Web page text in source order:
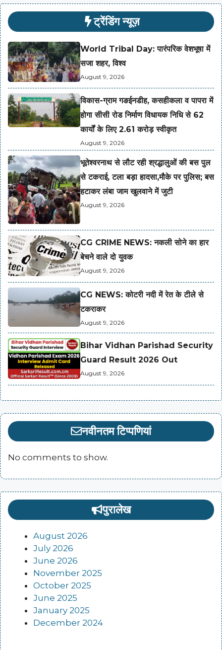
ट्रेंडिंग न्यूज़
World Tribal Day: पारंपरिक वेशभूषा में
सजा शहर, विश्व
August 9, 2026
विकास-ग्राम गङईनडीह, कसहीकला व पापरा में
होगा सीसी रोड निर्माण विधायक निधि से 62
कार्यों के लिए 2.61 करोड़ स्वीकृत
August 9, 2026
भूतेश्वरनाथ से लौट रही श्रद्धालुओं की बस पुल
से टकराई, टला बड़ा हादसा,मौके पर पुलिस; बस
हटाकर लंबा जाम खुलवाने में जुटी
August 9, 2026
CG CRIME NEWS: नकली सोने का हार
बेचने वाले दो युवक
August 9, 2026
CG NEWS: कोटरी नदी में रेत के टीले से
टकराकर
August 9, 2026
Bihar Vidhan Parishad Security
Guard Result 2026 Out
August 9, 2026
नवीनतम टिप्पणियां
No comments to show.
पुरालेख
August 2026
July 2026
June 2026
November 2025
October 2025
June 2025
January 2025
December 2024